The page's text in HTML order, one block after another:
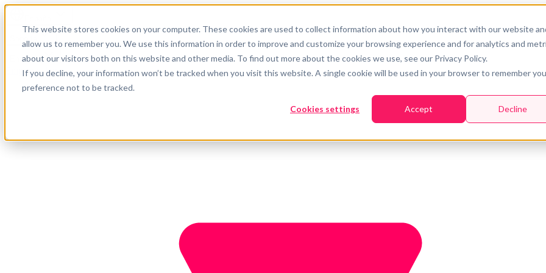
This website stores cookies on your computer. These cookies are used to collect information about how you interact with our website
allow us to remember you. We use this information in order to improve and customize your browsing experience and for analytics and
about our visitors both on this website and other media. To find out more about the cookies we use, see our Privacy Policy.
If you decline, your information won’t be tracked when you visit this website. A single cookie will be used in your browser to remember
preference not to be tracked.
Cookies settings Accept Decline
Soporte
Empresa
Empieza ahora